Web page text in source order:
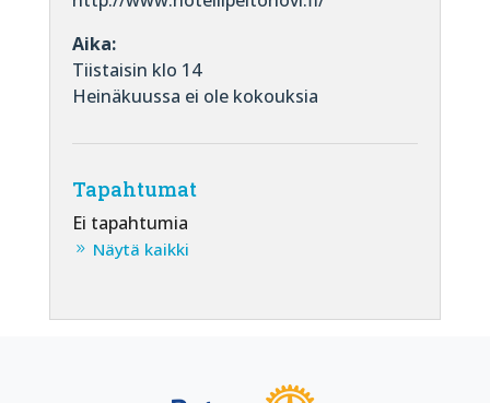
Aika:
Tiistaisin klo 14
Heinäkuussa ei ole kokouksia
Tapahtumat
Ei tapahtumia
Näytä kaikki